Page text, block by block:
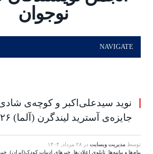
NAVIGATE
نوید سیدعلی‌اکبر و کوچه‌ی
جایزه‌ی آسترید لیندگرن (آلما) ۲۰۲۶ شدند
توسط مدیریت وبسایت در ۲۸ مرداد, ۱۴۰۴
پیام‌ها و بیانیه‌ها تابلوی اعلان‌ها خبرهای ادبیات کودک(ایران)